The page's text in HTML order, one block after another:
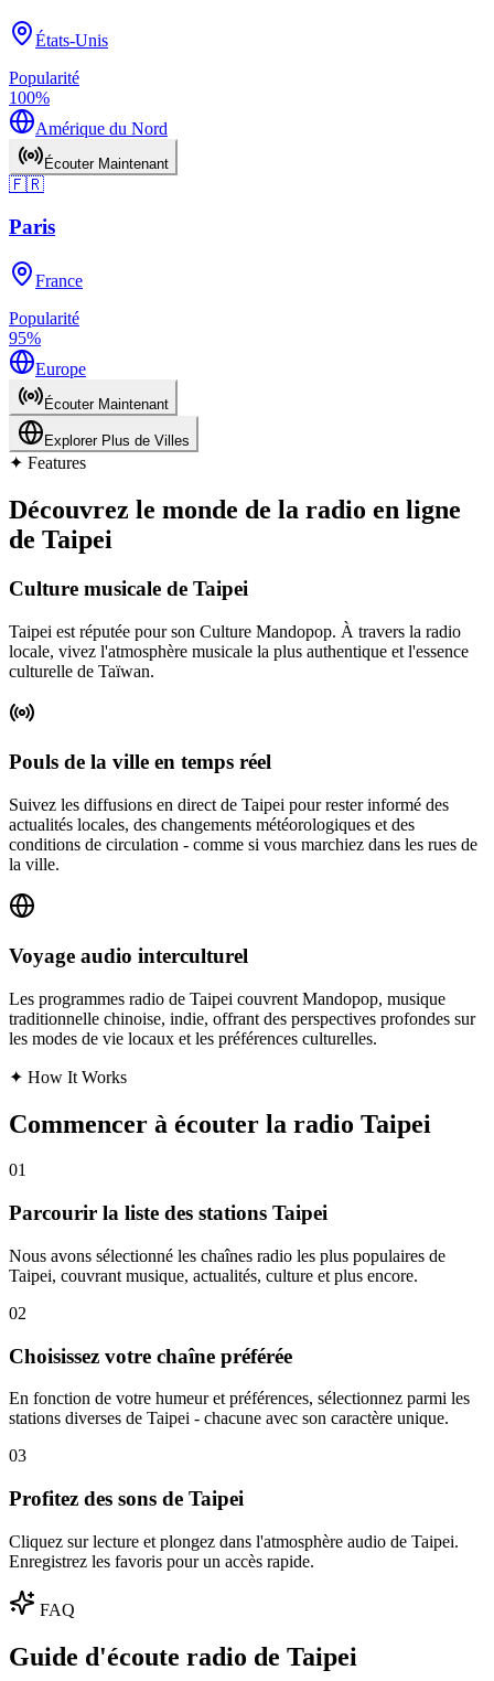
États-Unis
Popularité
100%
Amérique du Nord
Écouter Maintenant
🇫🇷
Paris
France
Popularité
95%
Europe
Écouter Maintenant
Explorer Plus de Villes
✦ Features
Découvrez le monde de la radio en ligne
de Taipei
Culture musicale de Taipei
Taipei est réputée pour son Culture Mandopop. À travers la radio
locale, vivez l'atmosphère musicale la plus authentique et l'essence
culturelle de Taïwan.
Pouls de la ville en temps réel
Suivez les diffusions en direct de Taipei pour rester informé des
actualités locales, des changements météorologiques et des
conditions de circulation - comme si vous marchiez dans les rues de
la ville.
Voyage audio interculturel
Les programmes radio de Taipei couvrent Mandopop, musique
traditionnelle chinoise, indie, offrant des perspectives profondes sur
les modes de vie locaux et les préférences culturelles.
✦ How It Works
Commencer à écouter la radio Taipei
01
Parcourir la liste des stations Taipei
Nous avons sélectionné les chaînes radio les plus populaires de
Taipei, couvrant musique, actualités, culture et plus encore.
02
Choisissez votre chaîne préférée
En fonction de votre humeur et préférences, sélectionnez parmi les
stations diverses de Taipei - chacune avec son caractère unique.
03
Profitez des sons de Taipei
Cliquez sur lecture et plongez dans l'atmosphère audio de Taipei.
Enregistrez les favoris pour un accès rapide.
FAQ
Guide d'écoute radio de Taipei